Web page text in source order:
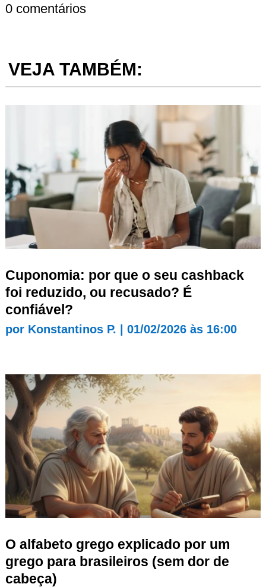
0 comentários
VEJA TAMBÉM:
Cuponomia: por que o seu cashback
foi reduzido, ou recusado? É
confiável?
por Konstantinos P. 01/02/2026 às 16:00
O alfabeto grego explicado por um
grego para brasileiros (sem dor de
cabeça)